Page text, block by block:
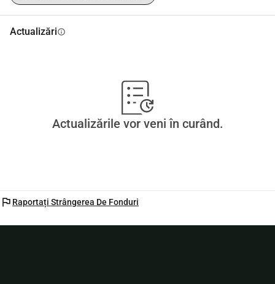
Actualizăriinfo
Actualizările vor veni în curând.
flag Raportați Strângerea De Fonduri